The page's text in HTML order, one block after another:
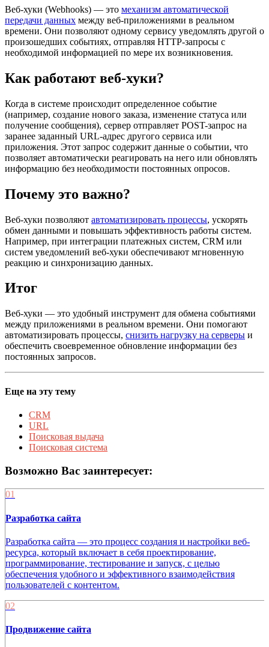
Веб-хуки (Webhooks) — это механизм автоматической
передачи данных между веб-приложениями в реальном
времени. Они позволяют одному сервису уведомлять другой о
произошедших событиях, отправляя HTTP-запросы с
необходимой информацией по мере их возникновения.
Как работают веб-хуки?
Когда в системе происходит определенное событие
(например, создание нового заказа, изменение статуса или
получение сообщения), сервер отправляет POST-запрос на
заранее заданный URL-адрес другого сервиса или
приложения. Этот запрос содержит данные о событии, что
позволяет автоматически реагировать на него или обновлять
информацию без необходимости постоянных опросов.
Почему это важно?
Веб-хуки позволяют автоматизировать процессы, ускорять
обмен данными и повышать эффективность работы систем.
Например, при интеграции платежных систем, CRM или
систем уведомлений веб-хуки обеспечивают мгновенную
реакцию и синхронизацию данных.
Итог
Веб-хуки — это удобный инструмент для обмена событиями
между приложениями в реальном времени. Они помогают
автоматизировать процессы, снизить нагрузку на серверы и
обеспечить своевременное обновление информации без
постоянных запросов.
Еще на эту тему
CRM
URL
Поисковая выдача
Поисковая система
Возможно Вас заинтересует:
01
Разработка сайта
Разработка сайта — это процесс создания и настройки веб-
ресурса, который включает в себя проектирование,
программирование, тестирование и запуск, с целью
обеспечения удобного и эффективного взаимодействия
пользователей с контентом.
02
Продвижение сайта